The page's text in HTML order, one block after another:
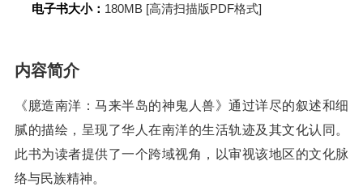
电子书大小： 180MB [高清扫描版PDF格式]
内容简介
《臆造南洋：马来半岛的神鬼人兽》通过详尽的叙述和细
腻的描绘，呈现了华人在南洋的生活轨迹及其文化认同。
此书为读者提供了一个跨域视角，以审视该地区的文化脉
络与民族精神。